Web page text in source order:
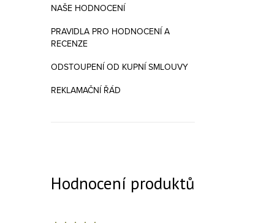
NAŠE HODNOCENÍ
PRAVIDLA PRO HODNOCENÍ A
RECENZE
ODSTOUPENÍ OD KUPNÍ SMLOUVY
REKLAMAČNÍ ŘÁD
Hodnocení produktů